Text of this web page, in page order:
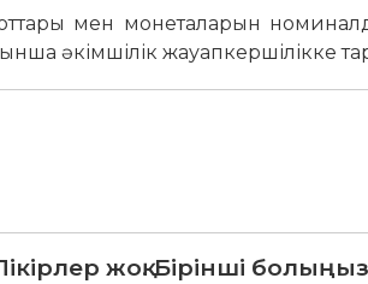
мен монеталарын
әкімшілік жауапкершілікке
жоқ. Бірінші